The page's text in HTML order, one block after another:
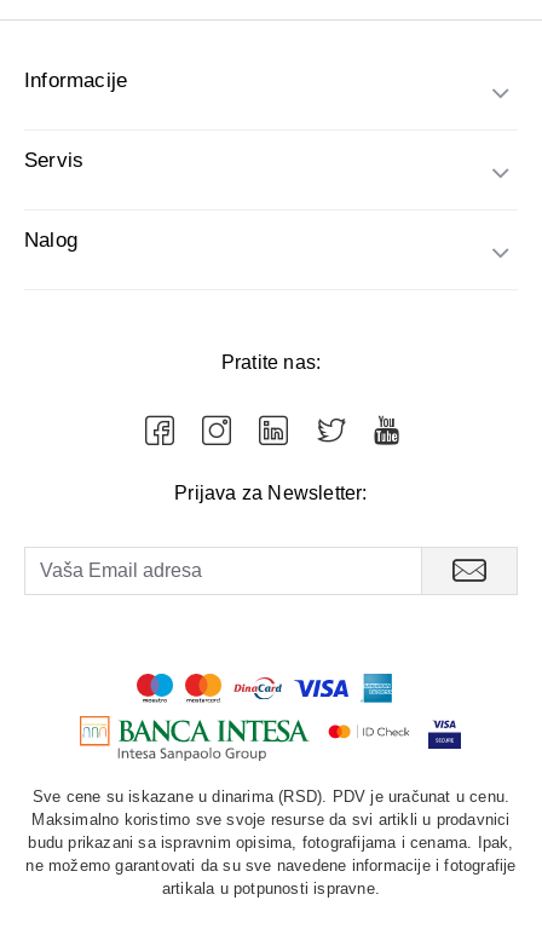
Informacije
Servis
Nalog
Pratite nas:
Prijava za Newsletter:
Sve cene su iskazane u dinarima (RSD). PDV je uračunat u cenu.
Maksimalno koristimo sve svoje resurse da svi artikli u prodavnici
budu prikazani sa ispravnim opisima, fotografijama i cenama. Ipak,
ne možemo garantovati da su sve navedene informacije i fotografije
artikala u potpunosti ispravne.